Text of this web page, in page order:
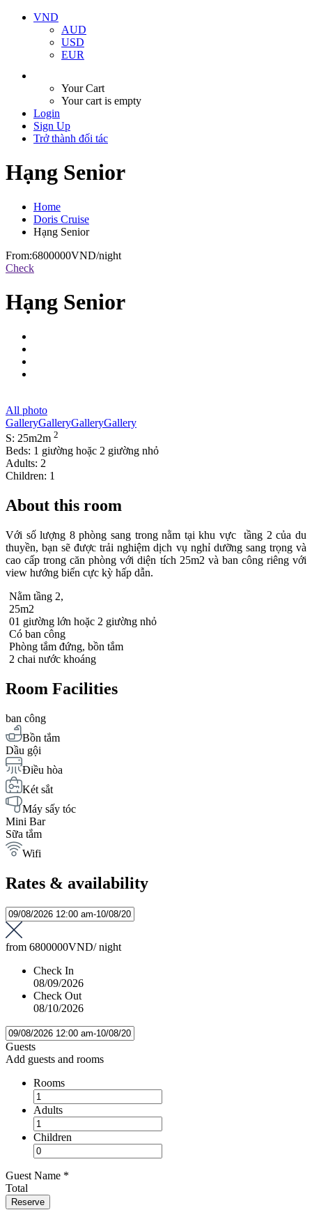
VND
AUD
USD
EUR
Your Cart
Your cart is empty
Login
Sign Up
Trở thành đối tác
Hạng Senior
Home
Doris Cruise
Hạng Senior
From:6800000VND/night
Check
Hạng Senior
All photo
GalleryGalleryGalleryGallery
S: 25m2m 2
Beds: 1 giường hoặc 2 giường nhỏ
Adults: 2
Children: 1
About this room
Với số lượng 8 phòng sang trong nằm tại khu vực tầng 2 của du
thuyền, bạn sẽ được trải nghiệm dịch vụ nghỉ dưỡng sang trọng và
cao cấp trong căn phòng với diện tích 25m2 và ban công riêng với
view hướng biển cực kỳ hấp dẫn.
Nằm tầng 2,
25m2
01 giường lớn hoặc 2 giường nhỏ
Có ban công
Phòng tắm đứng, bồn tắm
2 chai nước khoáng
Room Facilities
ban công
Bồn tắm
Dầu gội
Điều hòa
Két sắt
Máy sấy tóc
Mini Bar
Sữa tắm
Wifi
Rates & availability
from 6800000VND/ night
Check In
08/09/2026
Check Out
08/10/2026
Guests
Add guests and rooms
Rooms
Adults
Children
Guest Name *
Total
Reserve